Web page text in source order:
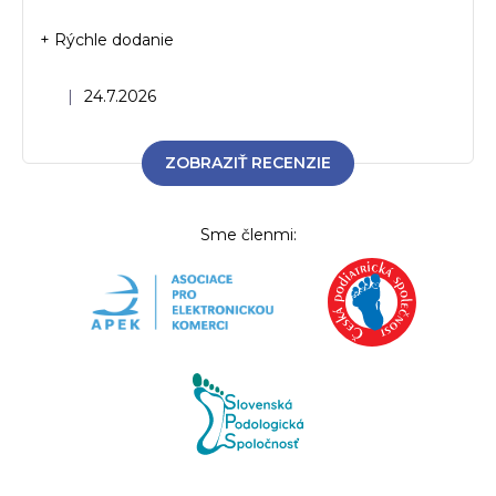
Hodnotenie obchodu je 5 z 5 hviezdičiek.
24.7.2026
+ Rýchle dodanie
ZOBRAZIŤ RECENZIE
Sme členmi: